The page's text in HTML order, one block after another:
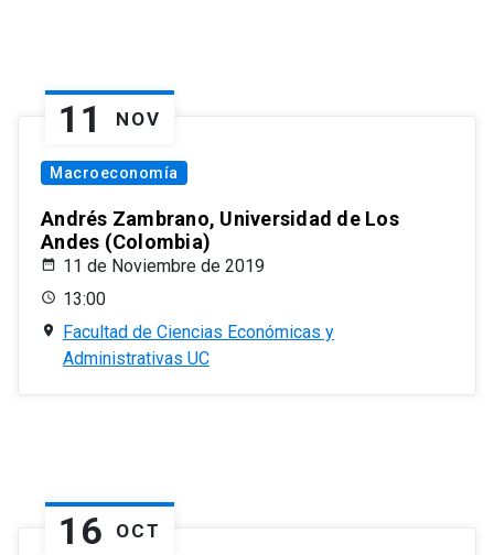
11 NOV
Macroeconomía
Andrés Zambrano, Universidad de Los
Andes (Colombia)
11 de Noviembre de 2019
13:00
Facultad de Ciencias Económicas y
Administrativas UC
16 OCT